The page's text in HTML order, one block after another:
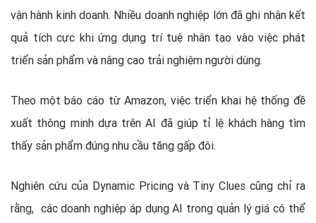
vận hành kinh doanh. Nhiều doanh nghiệp lớn đã ghi nhận kết
quả tích cực khi ứng dụng trí tuệ nhân tạo vào việc phát
triển sản phẩm và nâng cao trải nghiệm người dùng.
Theo một báo cáo từ Amazon, việc triển khai hệ thống đề
xuất thông minh dựa trên AI đã giúp tỉ lệ khách hàng tìm
thấy sản phẩm đúng nhu cầu tăng gấp đôi.
Nghiên cứu của Dynamic Pricing và Tiny Clues cũng chỉ ra
rằng, các doanh nghiệp áp dụng AI trong quản lý giá có thể